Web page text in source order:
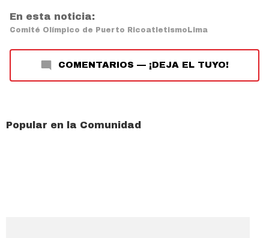
En esta noticia:
Comité Olímpico de Puerto RicoatletismoLima
COMENTARIOS — ¡DEJA EL TUYO!
Popular en la Comunidad